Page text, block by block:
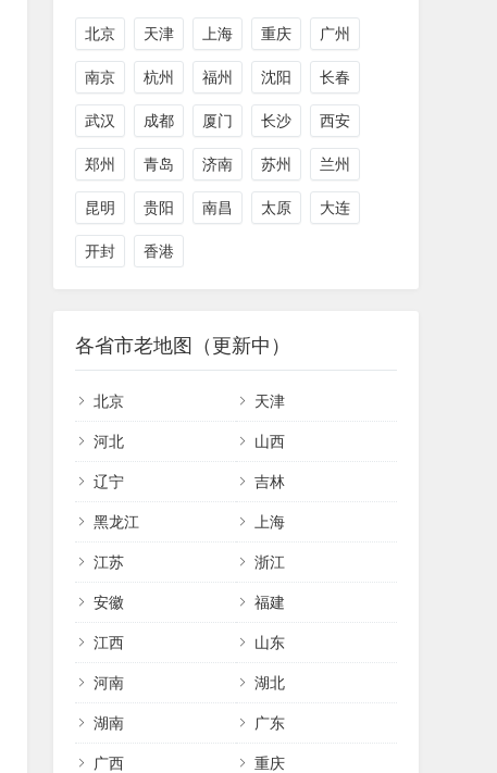
北京 天津 上海 重庆 广州
南京 杭州 福州 沈阳 长春
武汉 成都 厦门 长沙 西安
郑州 青岛 济南 苏州 兰州
昆明 贵阳 南昌 太原 大连
开封 香港
各省市老地图（更新中）
北京 天津
河北 山西
辽宁 吉林
黑龙江 上海
江苏 浙江
安徽 福建
江西 山东
河南 湖北
湖南 广东
广西 重庆